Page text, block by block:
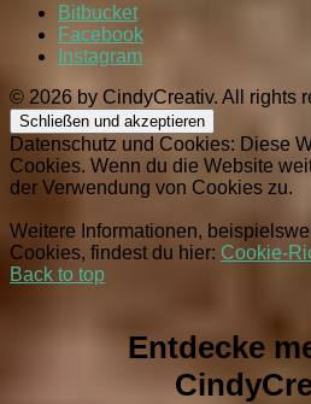
Bitbucket
Facebook
Instagram
© 2026 by CindyCreativ. All rights
Datenschutz und Cookies: Diese
Cookies. Wenn du die Website
der Verwendung von Cookies zu.
Weitere Informationen,
Cookies, findest du hier: Cookie-
Back to top
Entdecke